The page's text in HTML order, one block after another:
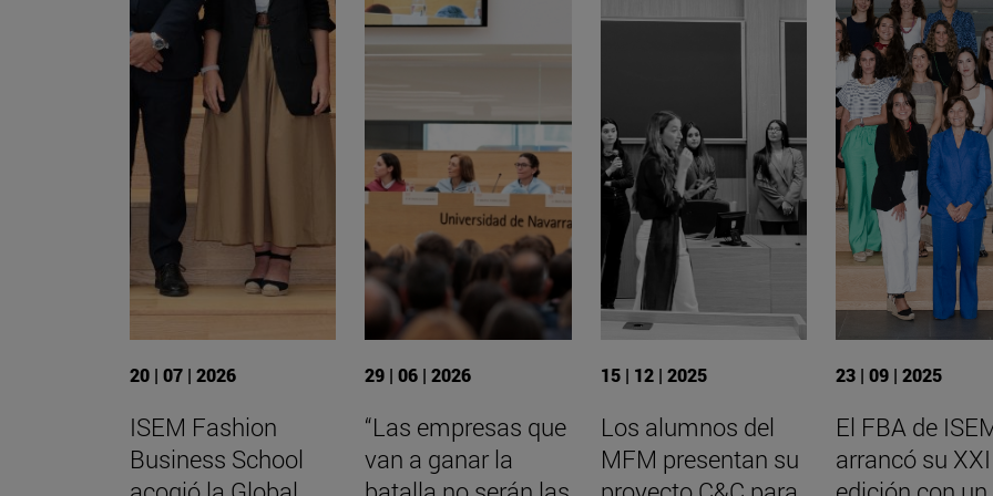
20 | 07 | 2026
ISEM Fashion
Business School
29 | 06 | 2026
“Las empresas que
van a ganar la
15 | 12 | 2025
Los alumnos del
MFM presentan su
23 | 09 | 2025
El FBA de
arrancó su